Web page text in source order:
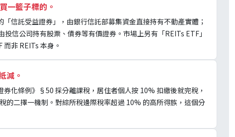
一籃子標的。
信託受益證券」，由銀行信託部募集資金直接持有不動產實體；
信公司持有股票、債券等有價證券。市場上另有「REITs ETF」
而非 REITs 本身。
減。
化條例》§50 採分離課稅，居住者個人按 10% 扣繳後就完稅，
的二擇一機制。對綜所稅邊際稅率超過 10% 的高所得族，這個分